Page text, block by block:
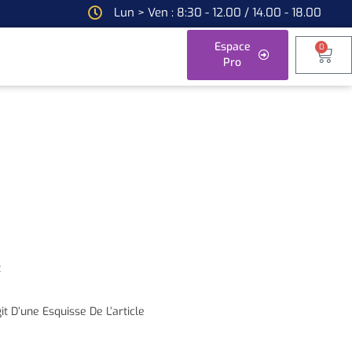
Lun > Ven : 8:30 - 12.00 / 14.00 - 18.00
Espace
Pro
0
Esquisse De L’article